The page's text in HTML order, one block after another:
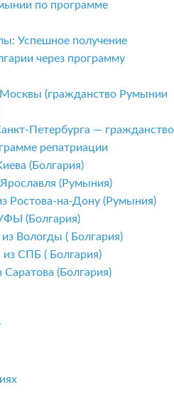
по программе
Успешное получение
через программу
Москвы (гражданство Румынии
Петербурга — гражданство
репатриации
(Болгария)
(Румыния)
Ростова-на-Дону (Румыния)
(Болгария)
Вологды ( Болгария)
СПБ ( Болгария)
Саратова (Болгария)